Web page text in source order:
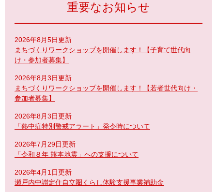
重要なお知らせ
2026年8月5日更新
まちづくりワークショップを開催します！【子育て世代向
け・参加者募集】
2026年8月3日更新
まちづくりワークショップを開催します！【若者世代向け・
参加者募集】
2026年8月3日更新
「熱中症特別警戒アラート」発令時について
2026年7月29日更新
「令和８年 熊本地震」への支援について
2026年4月1日更新
瀬戸内中讃定住自立圏くらし体験支援事業補助金